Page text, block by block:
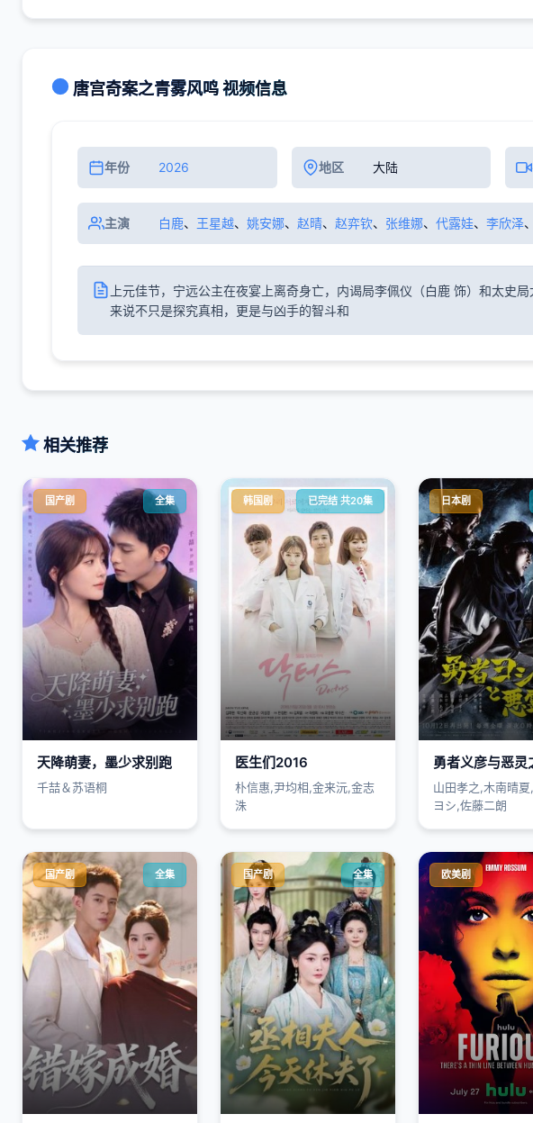
唐宫奇案之青雾风鸣 视频信息
年份 2026 地区 大陆
主演 白鹿、 王星越、 姚安娜、 赵晴、 赵弈钦、 张维娜、 代露娃、 李欣泽、
上元佳节，宁远公主在夜宴上离奇身亡，内谒局李佩仪（白鹿 饰）和太史
来说不只是探究真相，更是与凶手的智斗和
相关推荐
国产剧 全集
天降萌妻，墨少求别跑
千喆＆苏语桐
韩国剧 已完结 共20集
医生们2016
朴信惠,尹均相,金来沅,金志
洙
日本剧
勇者义彦与恶灵
山田孝之,木南晴夏
ヨシ,佐藤二朗
国产剧 全集 国产剧 全集 欧美剧